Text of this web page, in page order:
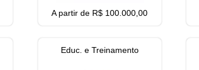
A partir de R$ 100.000,00
Educ. e Treinamento